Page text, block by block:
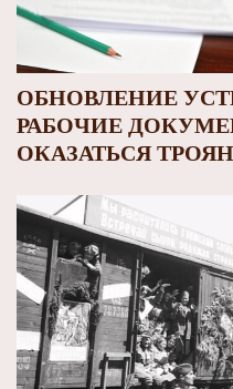
ОБНОВЛЕНИЕ
РАБОЧИЕ
ОКАЗАТЬСЯ